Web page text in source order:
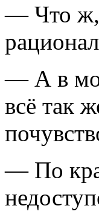
— Что ж,
— А в
всё так
— По